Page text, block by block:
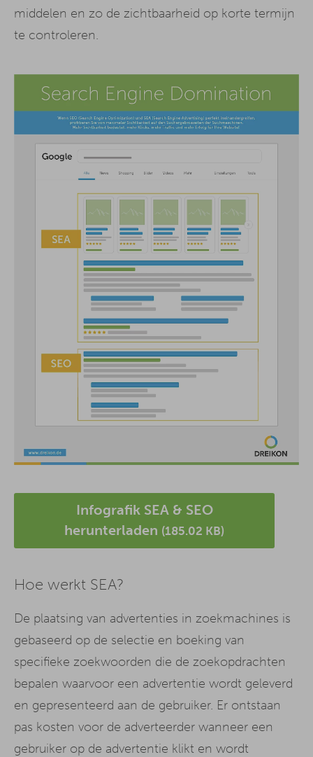
middelen en zo de zichtbaarheid op korte termijn
te controleren.
Infografik SEA & SEO
herunterladen (185.02 KB)
Hoe werkt SEA?
De plaatsing van advertenties in zoekmachines is
gebaseerd op de selectie en boeking van
specifieke zoekwoorden die de zoekopdrachten
bepalen waarvoor een advertentie wordt geleverd
en gepresenteerd aan de gebruiker. Er ontstaan
pas kosten voor de adverteerder wanneer een
gebruiker op de advertentie klikt en wordt